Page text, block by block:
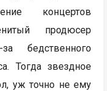
концертов
продюсер
бедственного
Тогда звездное
уж точно не ему